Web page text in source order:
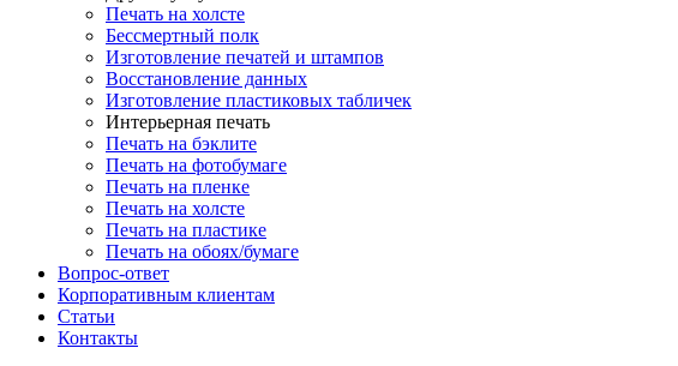
Печать на холсте
Бессмертный полк
Изготовление печатей и штампов
Восстановление данных
Изготовление пластиковых табличек
Интерьерная печать
Печать на бэклите
Печать на фотобумаге
Печать на пленке
Печать на холсте
Печать на пластике
Печать на обоях/бумаге
Вопрос-ответ
Корпоративным клиентам
Статьи
Контакты